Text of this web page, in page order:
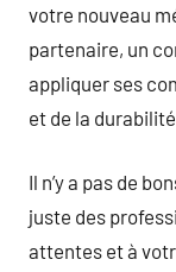
votre nouveau
partenaire, un
appliquer ses
et de la
Il n’y a pas de
juste des
attentes et à